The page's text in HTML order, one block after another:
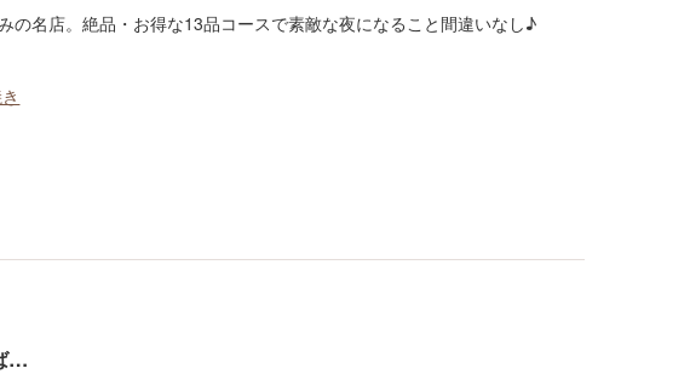
の名店。絶品・お得な13品コースで素敵な夜になること間違いなし♪
…